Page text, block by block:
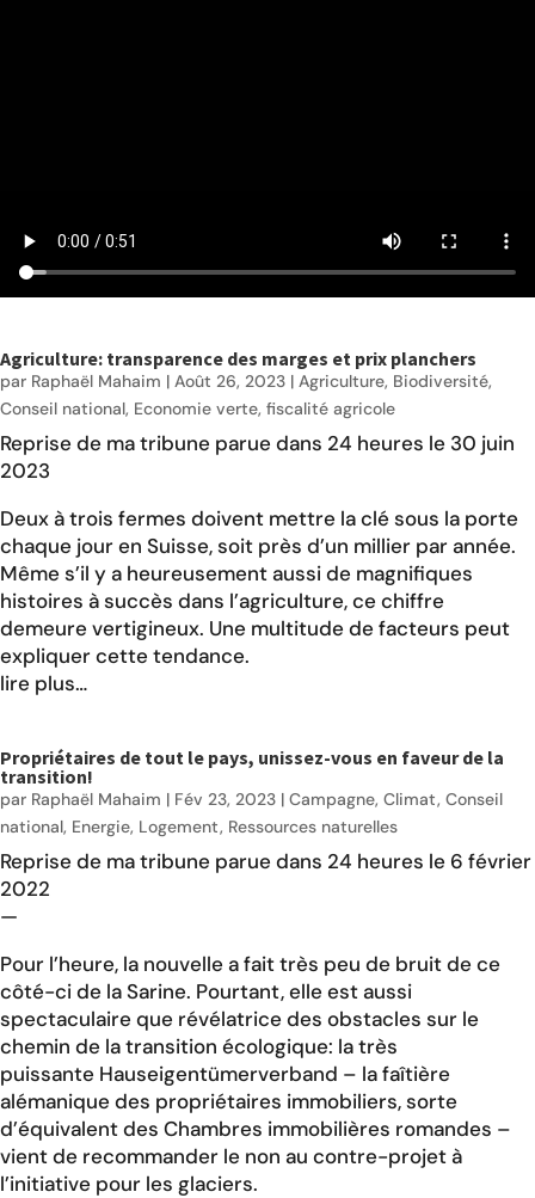
Agriculture: transparence des marges et prix planchers
par Raphaël Mahaim | Août 26, 2023 | Agriculture, Biodiversité,
Conseil national, Economie verte, fiscalité agricole
Reprise de ma tribune parue dans 24 heures le 30 juin
2023
Deux à trois fermes doivent mettre la clé sous la porte
chaque jour en Suisse, soit près d’un millier par année.
Même s’il y a heureusement aussi de magnifiques
histoires à succès dans l’agriculture, ce chiffre
demeure vertigineux. Une multitude de facteurs peut
expliquer cette tendance.
lire plus…
Propriétaires de tout le pays, unissez-vous en faveur de la
transition!
par Raphaël Mahaim | Fév 23, 2023 | Campagne, Climat, Conseil
national, Energie, Logement, Ressources naturelles
Reprise de ma tribune parue dans 24 heures le 6 février
2022
—
Pour l’heure, la nouvelle a fait très peu de bruit de ce
côté-ci de la Sarine. Pourtant, elle est aussi
spectaculaire que révélatrice des obstacles sur le
chemin de la transition écologique: la très
puissante Hauseigentümerverband – la faîtière
alémanique des propriétaires immobiliers, sorte
d’équivalent des Chambres immobilières romandes –
vient de recommander le non au contre-projet à
l’initiative pour les glaciers.